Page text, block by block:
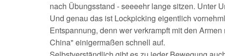
nach Übungsstand - seeeehr lange sitzen. Unter
Und genau das ist Lockpicking eigentlich
Entspannung, denn wer verkrampft mit den
China" einigermaßen schnell auf.